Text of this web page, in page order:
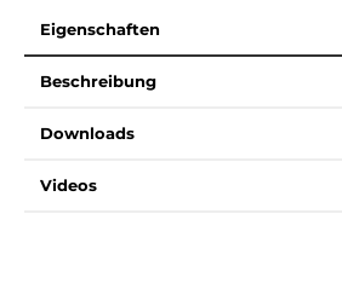
Eigenschaften
Beschreibung
Downloads
Videos